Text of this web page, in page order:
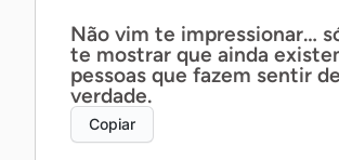
Não vim te impressionar…
te mostrar que ainda
pessoas que fazem sentir de
verdade.
Copiar